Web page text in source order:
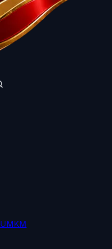
UMKM